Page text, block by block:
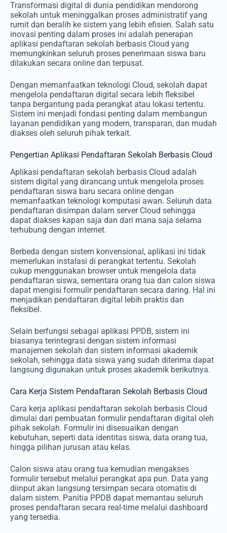
Transformasi digital di dunia pendidikan mendorong
sekolah untuk meninggalkan proses administratif yang
rumit dan beralih ke sistem yang lebih efisien. Salah satu
inovasi penting dalam proses ini adalah penerapan
aplikasi pendaftaran sekolah berbasis Cloud yang
memungkinkan seluruh proses penerimaan siswa baru
dilakukan secara online dan terpusat.
Dengan memanfaatkan teknologi Cloud, sekolah dapat
mengelola pendaftaran digital secara lebih fleksibel
tanpa bergantung pada perangkat atau lokasi tertentu.
Sistem ini menjadi fondasi penting dalam membangun
layanan pendidikan yang modern, transparan, dan mudah
diakses oleh seluruh pihak terkait.
Pengertian Aplikasi Pendaftaran Sekolah Berbasis Cloud
Aplikasi pendaftaran sekolah berbasis Cloud adalah
sistem digital yang dirancang untuk mengelola proses
pendaftaran siswa baru secara online dengan
memanfaatkan teknologi komputasi awan. Seluruh data
pendaftaran disimpan dalam server Cloud sehingga
dapat diakses kapan saja dan dari mana saja selama
terhubung dengan internet.
Berbeda dengan sistem konvensional, aplikasi ini tidak
memerlukan instalasi di perangkat tertentu. Sekolah
cukup menggunakan browser untuk mengelola data
pendaftaran siswa, sementara orang tua dan calon siswa
dapat mengisi formulir pendaftaran secara daring. Hal ini
menjadikan pendaftaran digital lebih praktis dan
fleksibel.
Selain berfungsi sebagai aplikasi PPDB, sistem ini
biasanya terintegrasi dengan sistem informasi
manajemen sekolah dan sistem informasi akademik
sekolah, sehingga data siswa yang sudah diterima dapat
langsung digunakan untuk proses akademik berikutnya.
Cara Kerja Sistem Pendaftaran Sekolah Berbasis Cloud
Cara kerja aplikasi pendaftaran sekolah berbasis Cloud
dimulai dari pembuatan formulir pendaftaran digital oleh
pihak sekolah. Formulir ini disesuaikan dengan
kebutuhan, seperti data identitas siswa, data orang tua,
hingga pilihan jurusan atau kelas.
Calon siswa atau orang tua kemudian mengakses
formulir tersebut melalui perangkat apa pun. Data yang
diinput akan langsung tersimpan secara otomatis di
dalam sistem. Panitia PPDB dapat memantau seluruh
proses pendaftaran secara real-time melalui dashboard
yang tersedia.